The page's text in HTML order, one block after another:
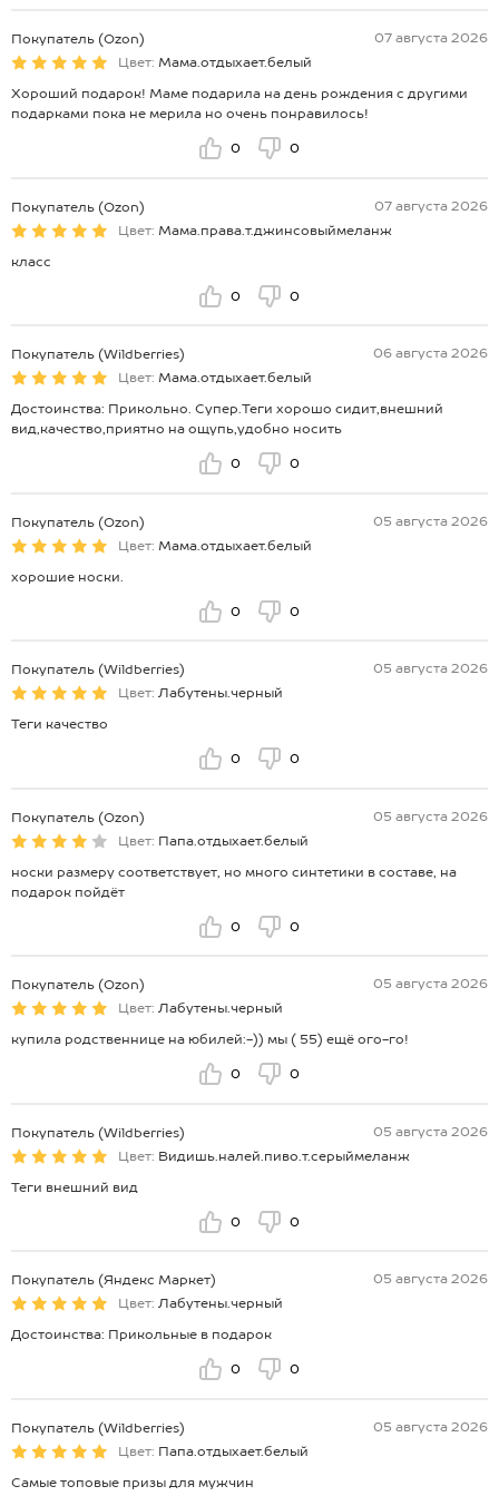
Покупатель (Ozon)
07 августа 2026
Цвет: Мама.отдыхает.белый
Хороший подарок! Маме подарила на день рождения с другими
подарками пока не мерила но очень понравилось!
0 0
Покупатель (Ozon)
07 августа 2026
Цвет: Мама.права.т.джинсовыймеланж
класс
0 0
Покупатель (Wildberries)
06 августа 2026
Цвет: Мама.отдыхает.белый
Достоинства: Прикольно. Супер.Теги хорошо сидит,внешний
вид,качество,приятно на ощупь,удобно носить
0 0
Покупатель (Ozon)
05 августа 2026
Цвет: Мама.отдыхает.белый
хорошие носки.
0 0
Покупатель (Wildberries)
05 августа 2026
Цвет: Лабутены.черный
Теги качество
0 0
Покупатель (Ozon)
05 августа 2026
Цвет: Папа.отдыхает.белый
носки размеру соответствует, но много синтетики в составе, на
подарок пойдёт
0 0
Покупатель (Ozon)
05 августа 2026
Цвет: Лабутены.черный
купила родственнице на юбилей:-)) мы ( 55) ещё ого-го!
0 0
Покупатель (Wildberries)
05 августа 2026
Цвет: Видишь.налей.пиво.т.серыймеланж
Теги внешний вид
0 0
Покупатель (Яндекс Маркет)
05 августа 2026
Цвет: Лабутены.черный
Достоинства: Прикольные в подарок
0 0
Покупатель (Wildberries)
05 августа 2026
Цвет: Папа.отдыхает.белый
Самые топовые призы для мужчин